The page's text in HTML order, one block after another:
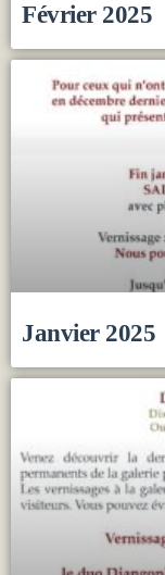
Février 2025
Janvier 2025